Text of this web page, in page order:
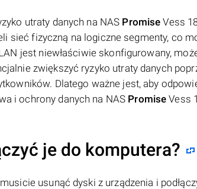
utraty danych na NAS Promise Vess
sieć fizyczną na logiczne segmenty, co
jest niewłaściwie skonfigurowany,
zwiększyć ryzyko utraty danych
Dlatego ważne jest, aby
i ochrony danych na NAS Promise Vess
je do komputera?
usunąć dyski z urządzenia i